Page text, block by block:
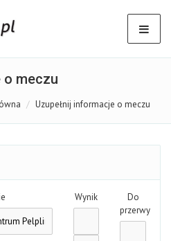
o meczu
Uzupełnij informacje o meczu
Wynik
Do
przerwy